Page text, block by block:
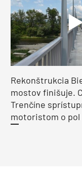
Rekonštrukcia
mostov finišuje.
Trenčíne
motoristom o pol